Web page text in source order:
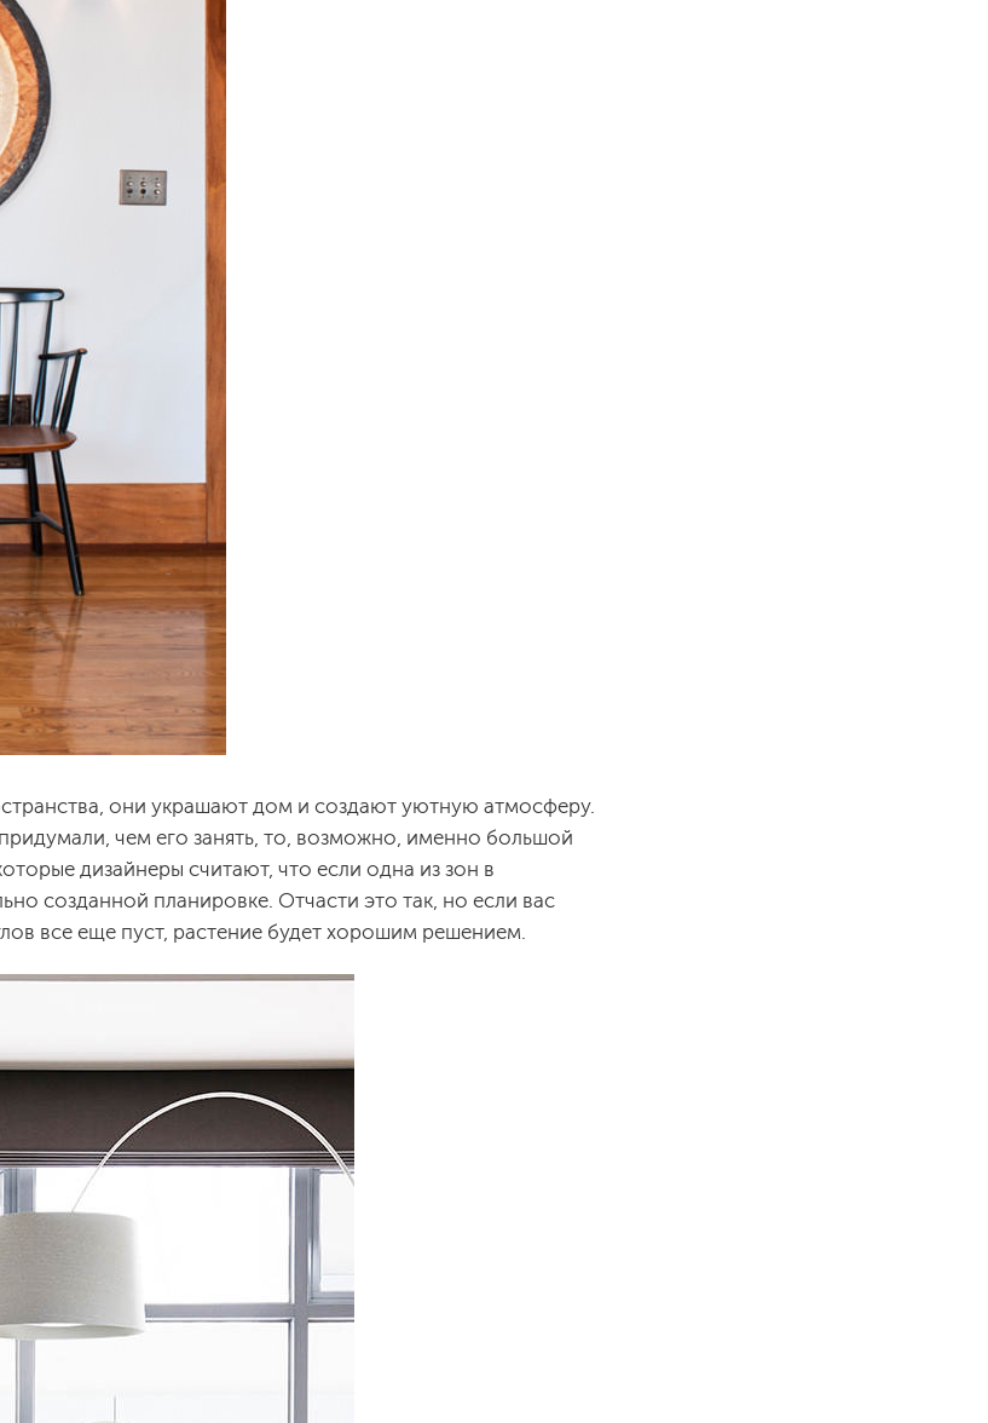
они украшают дом и создают уютную атмосферу.
чем его занять, то, возможно, именно большой
дизайнеры считают, что если одна из зон в
созданной планировке. Отчасти это так, но если вас
все еще пуст, растение будет хорошим решением.